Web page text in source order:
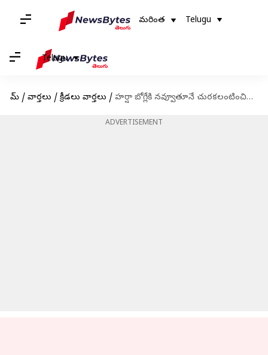
మరింత Telugu
Telugu
హోమ్ / వార్తలు / క్రీడలు వార్తలు / హర్షా బోగ్లేకి నవ్వూతూనే చురకలంటించిన శిఖర్ ధావన్
ADVERTISEMENT